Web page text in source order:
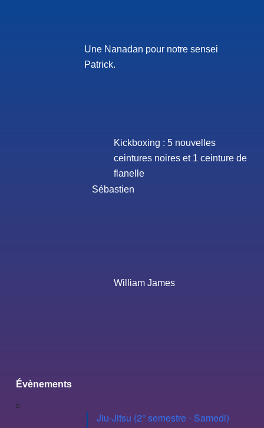
Une Nanadan pour notre sensei
Patrick.
Kickboxing : 5 nouvelles
ceintures noires et 1 ceinture de
flanelle
Sébastien
William James
Évènements
Jiu-Jitsu (2° semestre - Samedi)